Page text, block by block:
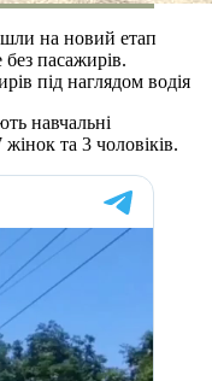
на новий етап
пасажирів.
під наглядом водія
навчальні
та 3 чоловіків.